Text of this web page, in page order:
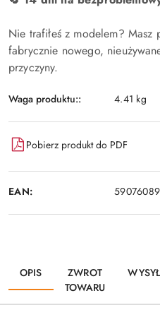
Nie trafiłeś z modelem? Masz
fabrycznie nowego,
przyczyny.
Waga produktu:: 4.41 kg
Pobierz produkt do PDF
EAN:
OPIS
ZWROT
TOWARU